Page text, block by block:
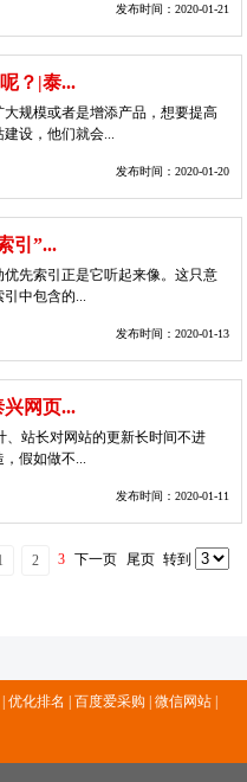
发布时间：2020-01-21
？|泰...
规模或者是增添产品，想要提高
设，他们就会...
发布时间：2020-01-20
引”...
先索引正是它听起来像。这只意
中包含的...
发布时间：2020-01-13
网页...
、站长对网站的更新长时间不进
假如做不...
发布时间：2020-01-11
2 3 下一页 尾页 转到
优化排名 | 百度爱采购 | 微信网站 |